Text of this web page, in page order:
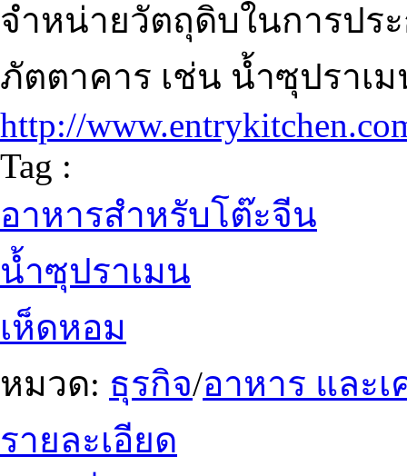
จำหน่ายวัตถุดิบในการปร
ภัตตาคาร เช่น น้ำซุปราเ
http://
Tag :
อาหารสำหรับโต๊ะจีน
น้ำซุปราเมน
เห็ดหอม
หมวด: ธุรกิจ/อาหาร และเ
รายละเอียด